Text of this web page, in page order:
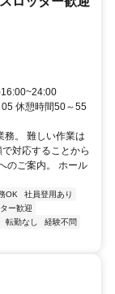
休憩時間50～55
務。 難しい作業は
対応することから
のご案内。 ホール
OK
社員登用あり
ー歓迎
転勤なし
経験不問